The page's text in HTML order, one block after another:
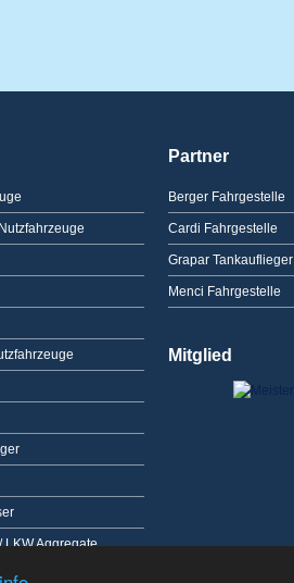
LKW Aggregate
Partner
Berger Fahrgestelle
Cardi Fahrgestelle
Grapar Tankauflieger
Menci Fahrgestelle
Mitglied